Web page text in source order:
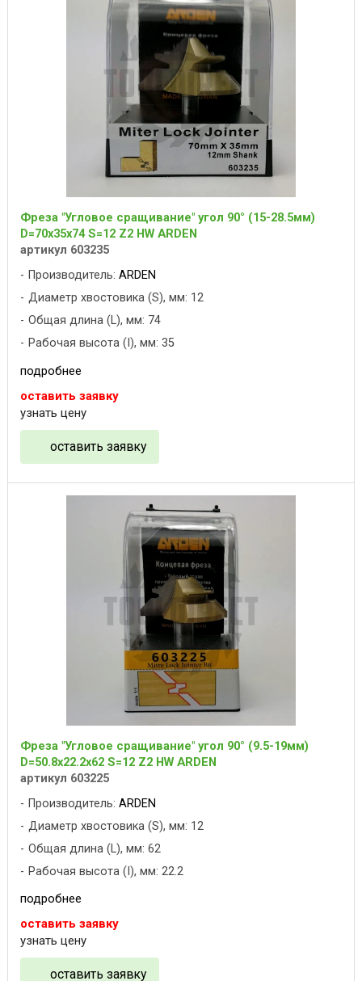
Фреза "Угловое сращивание" угол 90° (15-28.5мм)
D=70x35x74 S=12 Z2 HW ARDEN
артикул 603235
Производитель: ARDEN
Диаметр хвостовика (S), мм: 12
Общая длина (L), мм: 74
Рабочая высота (I), мм: 35
подробнее
оставить заявку
узнать цену
оставить заявку
Фреза "Угловое сращивание" угол 90° (9.5-19мм)
D=50.8x22.2x62 S=12 Z2 HW ARDEN
артикул 603225
Производитель: ARDEN
Диаметр хвостовика (S), мм: 12
Общая длина (L), мм: 62
Рабочая высота (I), мм: 22.2
подробнее
оставить заявку
узнать цену
оставить заявку